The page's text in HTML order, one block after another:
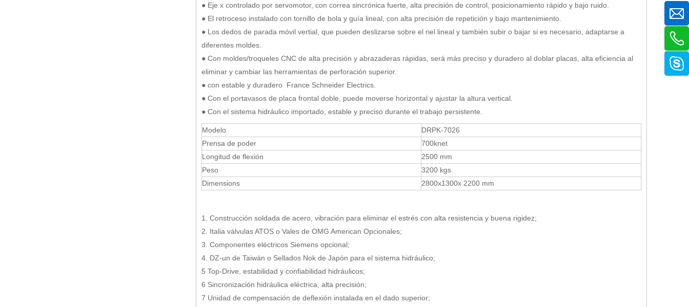
● Eje x controlado por servomotor, con correa sincrónica fuerte, alta precisión de control, posicionamiento rápido y bajo ruido.
● El retroceso instalado con tornillo de bola y guía lineal, con alta precisión de repetición y bajo mantenimiento.
● Los dedos de parada móvil vertial, que pueden deslizarse sobre el riel lineal y también subir o bajar si es necesario, adaptarse a
diferentes moldes.
● Con moldes/troqueles CNC de alta precisión y abrazaderas rápidas, será más preciso y duradero al doblar placas, alta eficiencia al
eliminar y cambiar las herramientas de perforación superior.
● con estable y duradero France Schneider Electrics.
● Con el portavasos de placa frontal doble, puede moverse horizontal y ajustar la altura vertical.
● Con el sistema hidráulico importado, estable y preciso durante el trabajo persistente.
Modelo
DRPK-7026
Prensa de poder
700knet
Longitud de flexión
2500 mm
Peso
3200 kgs
Dimensions
2800x1300x 2200 mm
1. Construcción soldada de acero, vibración para eliminar el estrés con alta resistencia y buena rigidez;
2. Italia válvulas ATOS o Vales de OMG American Opcionales;
3. Componentes eléctricos Siemens opcional;
4. DZ-un de Taiwán o Sellados Nok de Japón para el sistema hidráulico;
5 Top-Drive, estabilidad y confiabilidad hidráulicos;
6 Sincronización hidráulica eléctrica, alta precisión;
7 Unidad de compensación de deflexión instalada en el dado superior;